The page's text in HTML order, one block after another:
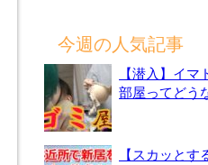
今週の人気記事
【潜入】イ
部屋ってどう
【スカッと